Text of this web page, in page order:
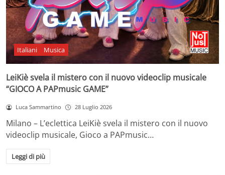
Italiani Musica
LeiKiè svela il mistero con il nuovo videoclip musicale
“GIOCO A PAPmusic GAME”
Luca Sammartino 28 Luglio 2026
Milano – L’eclettica LeiKiè svela il mistero con il nuovo
videoclip musicale, Gioco a PAPmusic…
Leggi di più